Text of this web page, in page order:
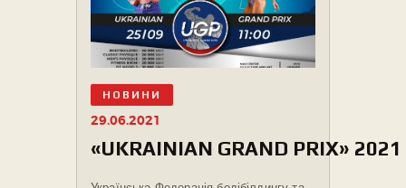
НОВИНИ
29.06.2021
«UKRAINIAN GRAND PRIX» 2021